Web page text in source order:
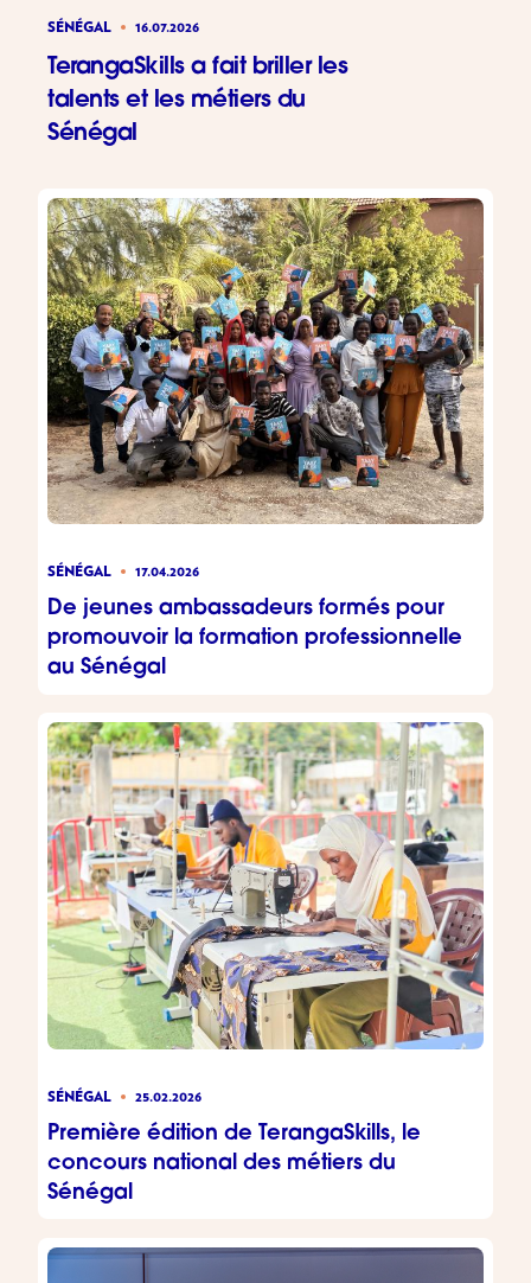
SÉNÉGAL 16.07.2026
TerangaSkills a fait briller les
talents et les métiers du
Sénégal
SÉNÉGAL 17.04.2026
De jeunes ambassadeurs formés pour
promouvoir la formation professionnelle
au Sénégal
SÉNÉGAL 25.02.2026
Première édition de TerangaSkills, le
concours national des métiers du
Sénégal